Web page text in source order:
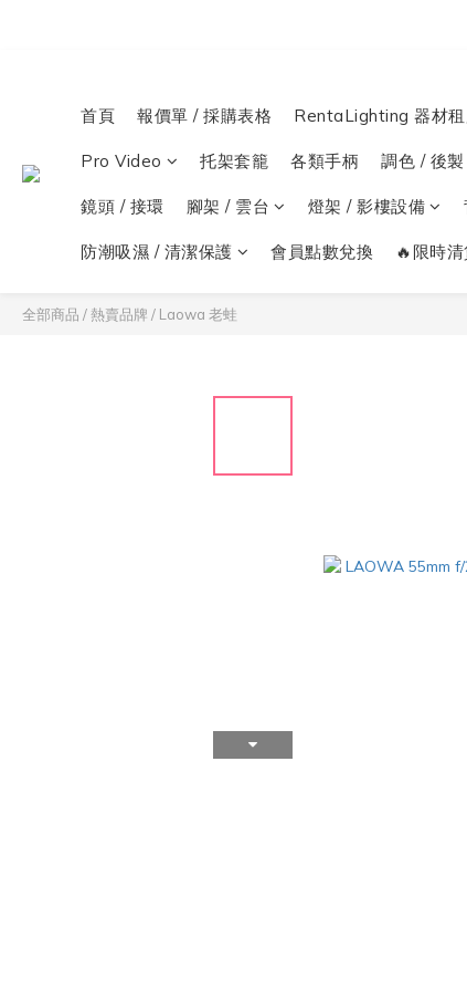
首頁 報價單 / 採購表格 RentaLighting 器材租
Pro Video 托架套籠 各類手柄 調色 / 後製
鏡頭 / 接環 腳架 / 雲台 燈架 / 影樓設備
防潮吸濕 / 清潔保護 會員點數兌換 🔥限時
全部商品 /熱賣品牌 / Laowa 老蛙